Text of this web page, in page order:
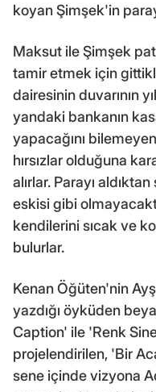
koyan Şimşek'in
Maksut ile Şimşek
tamir etmek için
dairesinin duvarının
yandaki bankanın
yapacağını
hırsızlar olduğuna
alırlar. Parayı
eskisi gibi
kendilerini sıcak ve
bulurlar.
Kenan Öğüten'nin
yazdığı öyküden
Caption' ile 'Renk
projelendirilen, 'Bir
sene içinde vizyona